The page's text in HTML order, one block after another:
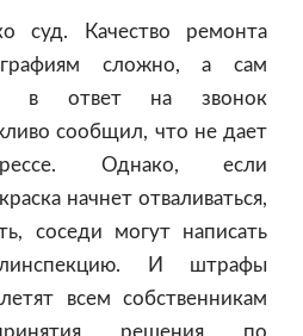
суд. Качество ремонта
сложно, а сам
в ответ на звонок
сообщил, что не дает
Однако, если
начнет отваливаться,
соседи могут написать
И штрафы
всем собственникам
решения по